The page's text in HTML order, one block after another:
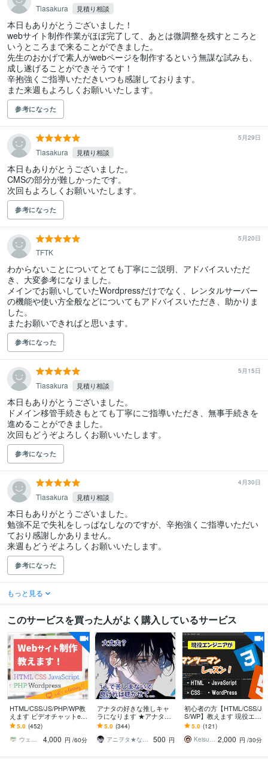
Tiasakura 見積り相談
本日もありがとうございました！
webサイト制作作業がほぼ完了して、あとは微調整を残すところと
いうところまで来ることができました。
先生のおかげで素人がwebページを制作するという無謀な試みも、
成し遂げることができそうです！
辛抱強くご指導いただきいつも感謝しております。
参考になった
5月29日
Tiasakura 見積り相談
本日もありがとうございました。
CMSの部分が難しかったです。
次回もよろしくお願いいたします。
参考になった
5月20日
TFTK
わからないことについてとても丁寧にご説明、アドバイスいただ
き、大変参考になりました。
メインでお願いしていたWordpressだけでなく、レンタルサーバー
の機能や使い方全般などについてもアドバイスいただき、助かりま
した。
またお願いできればと思います。
参考になった
5月15日
Tiasakura 見積り相談
本日もありがとうございました。
ドメイン移管手続きもとても丁寧にご指導いただき、無事手続きを
進めることができました。
次回もどうぞよろしくお願いいたします。
参考になった
4月30日
Tiasakura 見積り相談
本日もありがとうございました。
勉強不足で失礼をしっぱなしなのですが、辛抱強くご指導いただい
ており感謝しかありません。
来週もどうぞよろしくお願いいたします。
参考になった
もっと見る
このサービスを買った人がよく購入しているサービス
HTML/CSS/JS/PHP/WP教
えます ビデオチャットeラ
ーニング！現役エンジニ
アが丁寧サポート！
5.0 (452)
ウェブエンジニアABC
4,000 円 /60分
アナタの好きな推しキャ
ラになります ★アナタの
悩みやストレスを聴かせ
てください…
5.0 (344)
アニヲタ★なりきりカウンセラー★YUU
500 円
初心者の方【HTML/CSS/J
S/WP】教えます 現役エン
ジニアがヒアリングをも
とに丁寧に教えます
5.0 (121)
Keisuke_SE 2,000 円 /30分